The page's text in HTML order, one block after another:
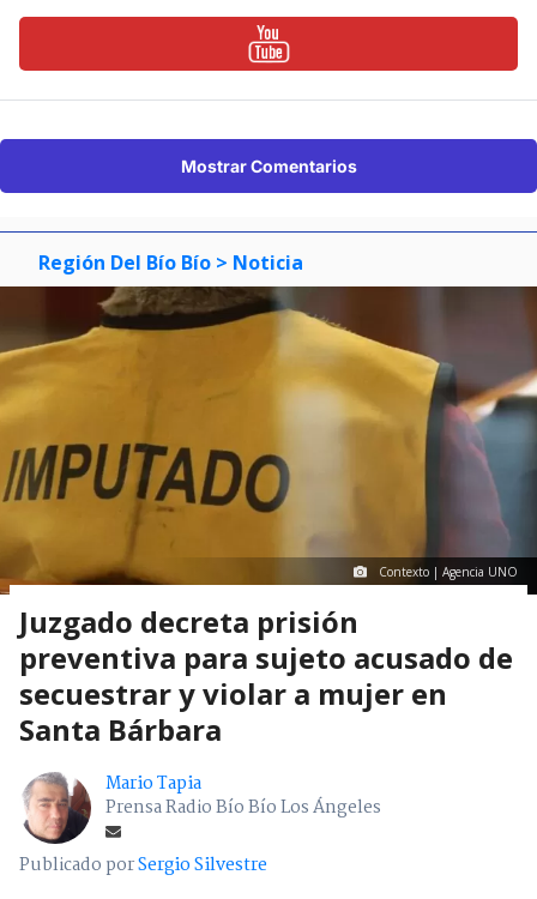
Mostrar Comentarios
Región Del Bío Bío > Noticia
Contexto | Agencia UNO
Juzgado decreta prisión
preventiva para sujeto acusado de
secuestrar y violar a mujer en
Santa Bárbara
Mario Tapia
Prensa Radio Bío Bío Los Ángeles
Publicado porSergio Silvestre